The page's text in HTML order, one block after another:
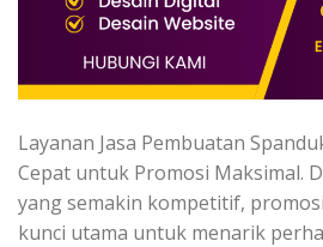
Layanan Jasa Pembuatan
Cepat untuk Promosi Maksimal.
yang semakin kompetitif,
kunci utama untuk menarik